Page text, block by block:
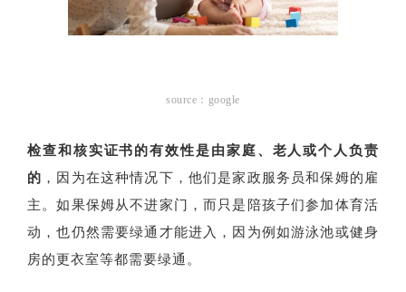
source：google
检查和核实证书的有效性是由家庭、老人或个人负责
的 ，因为在这种情况下，他们是家政服务员和保姆的雇
主。如果保姆从不进家门，而只是陪孩子们参加体育活
动，也仍然需要绿通才能进入，因为例如游泳池或健身
房的更衣室等都需要绿通。